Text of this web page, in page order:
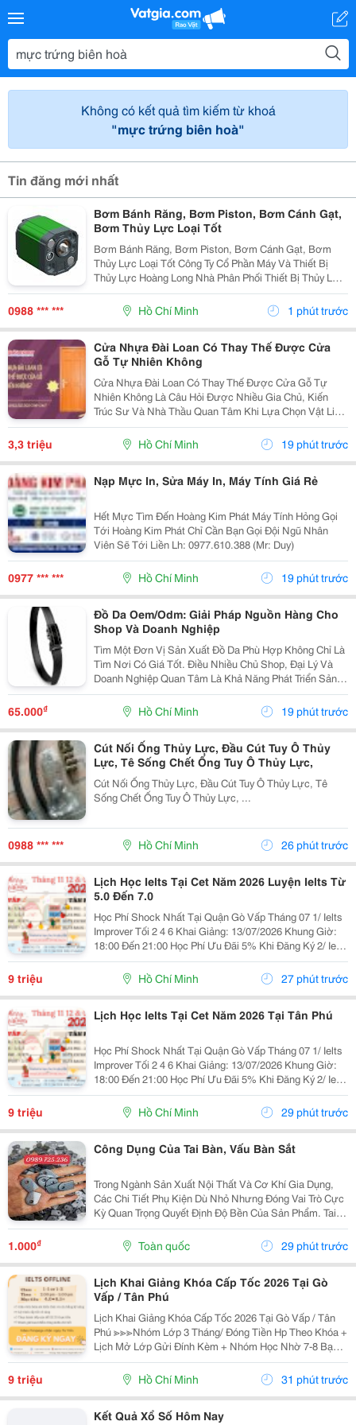
Không có kết quả tìm kiếm từ khoá
"mực trứng biên hoà"
Tin đăng mới nhất
Bơm Bánh Răng, Bơm Piston, Bơm Cánh Gạt,
Bơm Thủy Lực Loại Tốt
Bơm Bánh Răng, Bơm Piston, Bơm Cánh Gạt, Bơm
Thủy Lực Loại Tốt Công Ty Cổ Phần Máy Và Thiết Bị
Thủy Lực Hoàng Long Nhà Phân Phối Thiết Bị Thủy Lực
- Khí Nén Và Máy Móc Tự Động Hóa. Tư Vấn, Sửa
Chữa, Thi Công, Thiết Kế Hệ Thống Thủy Lực Nhanh
Thủy Lực...
0988 *** *** Hồ Chí Minh 1 phút trước
Cửa Nhựa Đài Loan Có Thay Thế Được Cửa
Gỗ Tự Nhiên Không
Cửa Nhựa Đài Loan Có Thay Thế Được Cửa Gỗ Tự
Nhiên Không Là Câu Hỏi Được Nhiều Gia Chủ, Kiến
Trúc Sư Và Nhà Thầu Quan Tâm Khi Lựa Chọn Vật Liệu
Cửa Cho Các Công Trình Hiện Đại. Trong Bối Cảnh Giá
Gỗ Tự Nhiên Ngày Càng Cao, Khai Thác Gỗ Gây Áp
Lực Lên...
3,3 triệu Hồ Chí Minh 19 phút trước
Nạp Mực In, Sửa Máy In, Máy Tính Giá Rẻ
Hết Mực Tìm Đến Hoàng Kim Phát Máy Tính Hỏng Gọi
Tới Hoàng Kim Phát Chỉ Cần Bạn Gọi Đội Ngũ Nhân
Viên Sẽ Tới Liền Lh: 0977.610.388 (Mr: Duy)
0977 *** *** Hồ Chí Minh 19 phút trước
Đồ Da Oem/Odm: Giải Pháp Nguồn Hàng Cho
Shop Và Doanh Nghiệp
Tìm Một Đơn Vị Sản Xuất Đồ Da Phù Hợp Không Chỉ Là
Tìm Nơi Có Giá Tốt. Điều Nhiều Chủ Shop, Đại Lý Và
Doanh Nghiệp Quan Tâm Là Khả Năng Phát Triển Sản
Phẩm, Duy Trì Nguồn Hàng Ổn Định Và Hỗ Trợ Lâu Dài.
Khi Làm Việc Trực Tiếp Với Đơn Vị Sản Xuất,...
65.000₫ Hồ Chí Minh 19 phút trước
Cút Nối Ống Thủy Lực, Đầu Cút Tuy Ô Thủy
Lực, Tê Sống Chết Ống Tuy Ô Thủy Lực,
Cút Nối Ống Thủy Lực, Đầu Cút Tuy Ô Thủy Lực, Tê
Sống Chết Ống Tuy Ô Thủy Lực, ...
0988 *** *** Hồ Chí Minh 26 phút trước
Lịch Học Ielts Tại Cet Năm 2026 Luyện Ielts Từ
5.0 Đến 7.0
Học Phí Shock Nhất Tại Quận Gò Vấp Tháng 07 1/ Ielts
Improver Tối 2 4 6 Khai Giảng: 13/07/2026 Khung Giờ:
18:00 Đến 21:00 Học Phí Ưu Đãi 5% Khi Đăng Ký 2/ Ielts
Basic Tối 3 5 7 Khai Giảng: 07//07/2026 Khung Giờ:
18:00 Đến 21:00 ...
9 triệu Hồ Chí Minh 27 phút trước
Lịch Học Ielts Tại Cet Năm 2026 Tại Tân Phú
Học Phí Shock Nhất Tại Quận Gò Vấp Tháng 07 1/ Ielts
Improver Tối 2 4 6 Khai Giảng: 13/07/2026 Khung Giờ:
18:00 Đến 21:00 Học Phí Ưu Đãi 5% Khi Đăng Ký 2/ Ielts
Basic Tối 3 5 7 Khai Giảng: 07//07/2026 Khung Giờ:
18:00 Đến 21:00 ...
9 triệu Hồ Chí Minh 29 phút trước
Công Dụng Của Tai Bàn, Vấu Bàn Sắt
Trong Ngành Sản Xuất Nội Thất Và Cơ Khí Gia Dụng,
Các Chi Tiết Phụ Kiện Dù Nhỏ Nhưng Đóng Vai Trò Cực
Kỳ Quan Trọng Quyết Định Độ Bền Của Sản Phẩm. Tai
Bàn Sắt (Hay Còn Gọi Là Tai Sắt Cho Bàn Ghế, Vấu Bàn
Sắt, Tai Khóa, Tai Khóa Sắt ) Chính Là Một...
1.000₫ Toàn quốc 29 phút trước
Lịch Khai Giảng Khóa Cấp Tốc 2026 Tại Gò
Vấp / Tân Phú
Lịch Khai Giảng Khóa Cấp Tốc 2026 Tại Gò Vấp / Tân
Phú ≫≫≫Nhóm Lớp 3 Tháng/ Đóng Tiền Hp Theo Khóa +
Lịch Mở Lớp Gửi Đính Kèm + Nhóm Học Nhờ 7-8 Bạn/
Lớp + Giáo Trình Ielts Có Band Điểm Lộ Trình, Sách
Nước Ngoài Bám Sát + Chia Đều 4 Kỹ...
9 triệu Hồ Chí Minh 31 phút trước
Kết Quả Xổ Số Hôm Nay